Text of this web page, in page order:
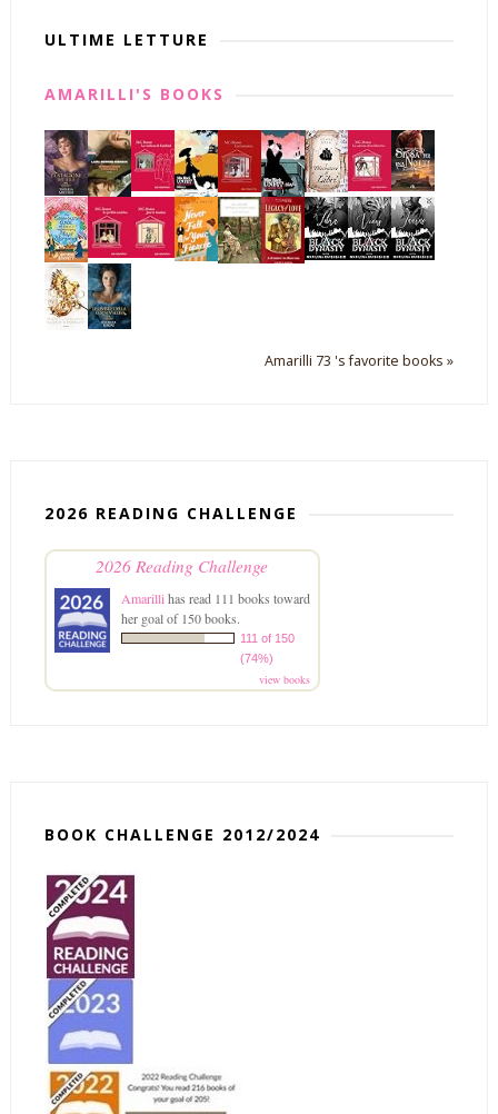
ULTIME LETTURE
AMARILLI'S BOOKS
Amarilli 73 's favorite books »
2026 READING CHALLENGE
2026 Reading Challenge
Amarillihas read 111 books toward
her goal of 150 books.
111 of 150
(74%)
view books
BOOK CHALLENGE 2012/2024